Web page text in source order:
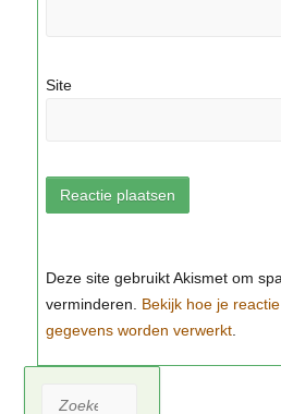
Site
Bekijk hoe je reactie
gegevens worden verwerkt
Zoeken